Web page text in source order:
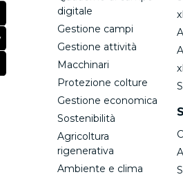
digitale
Gestione campi
Gestione attività
Macchinari
Protezione colture
Gestione economica
Sostenibilità
Agricoltura
rigenerativa
Ambiente e clima